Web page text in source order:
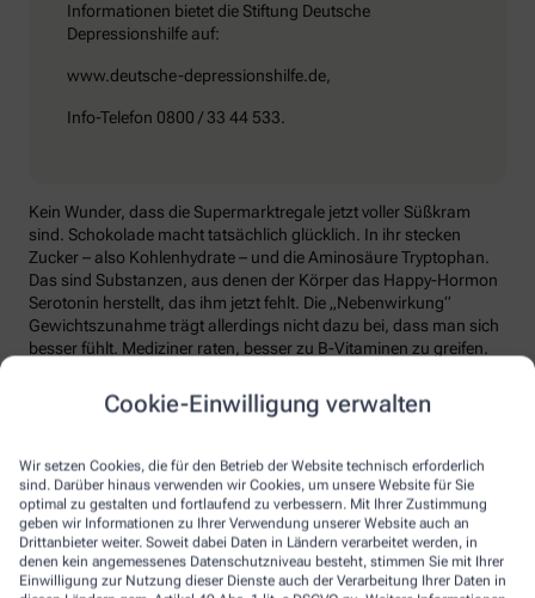
Cookie-Einwilligung verwalten
Wir setzen Cookies, die für den Betrieb der Website technisch erforderlich
sind. Darüber hinaus verwenden wir Cookies, um unsere Website für Sie
optimal zu gestalten und fortlaufend zu verbessern. Mit Ihrer Zustimmung
geben wir Informationen zu Ihrer Verwendung unserer Website auch an
Drittanbieter weiter. Soweit dabei Daten in Ländern verarbeitet werden, in
denen kein angemessenes Datenschutzniveau besteht, stimmen Sie mit Ihrer
Einwilligung zur Nutzung dieser Dienste auch der Verarbeitung Ihrer Daten in
Informationen bietet die Stiftung Deutsche
Depressionshilfe auf:
www.deutsche-depressionshilfe.de,
Info-Telefon 0800 / 33 44 533.
Kein Wunder, dass die Supermarktregale jetzt voller Süßkram
sind. Schokolade macht tatsächlich glücklich. In ihr stecken
Zucker – also Kohlenhydrate – und die Aminosäure Tryptophan.
Das sind Substanzen, aus denen der Körper das Happy-Hormon
Serotonin herstellt, das ihm jetzt fehlt. Die „Nebenwirkung“
Gewichtszunahme trägt allerdings nicht dazu bei, dass man sich
besser fühlt. Mediziner raten, besser zu B-Vitaminen zu greifen.
Energiestoffwechsel und unterstützen die Stressverarbeitung.
zurückzuziehen. Im Gegenteil: Aktiv zu bleiben, mit Familie und
Freunden etwas zu unternehmen, viel frische Luft zu tanken und
sich zum Beispiel mit seinem Hobby intensiv zu beschäftigen, hebt
die Laune. Dabei hilft, sich jeden Sonntag zu notieren, was man in
der kommenden Woche Schönes machen will.
Sommer-Feeling lässt sich auch zurückholen: mit anderen in